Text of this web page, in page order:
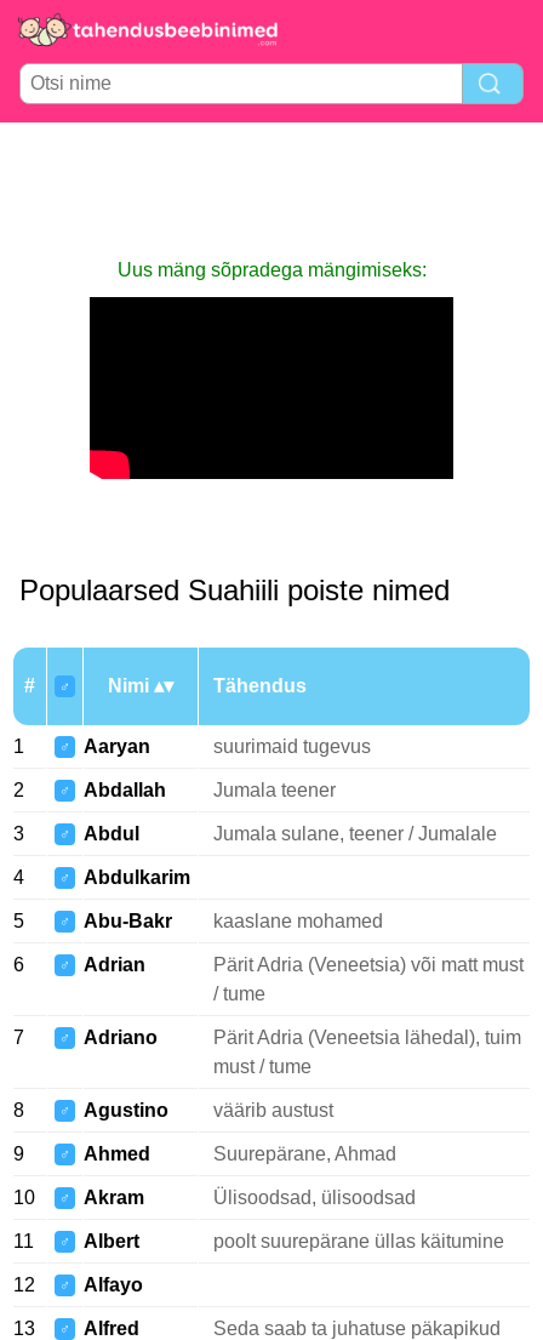
Uus mäng sõpradega mängimiseks:
Populaarsed Suahiili poiste nimed
# ♂ Nimi Tähendus
1 ♂ Aaryan suurimaid tugevus
2 ♂ Abdallah Jumala teener
3 ♂ Abdul Jumala sulane, teener / Jumalale
4 ♂ Abdulkarim
5 ♂ Abu-Bakr kaaslane mohamed
6 ♂ Adrian
Pärit Adria (Veneetsia) või matt must
/ tume
7 ♂ Adriano
Pärit Adria (Veneetsia lähedal), tuim
must / tume
8 ♂ Agustino väärib austust
9 ♂ Ahmed Suurepärane, Ahmad
10 ♂ Akram Ülisoodsad, ülisoodsad
11 ♂ Albert poolt suurepärane üllas käitumine
12 ♂ Alfayo
13 ♂ Alfred Seda saab ta juhatuse päkapikud